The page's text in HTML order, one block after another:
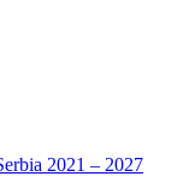
2021 – 2027